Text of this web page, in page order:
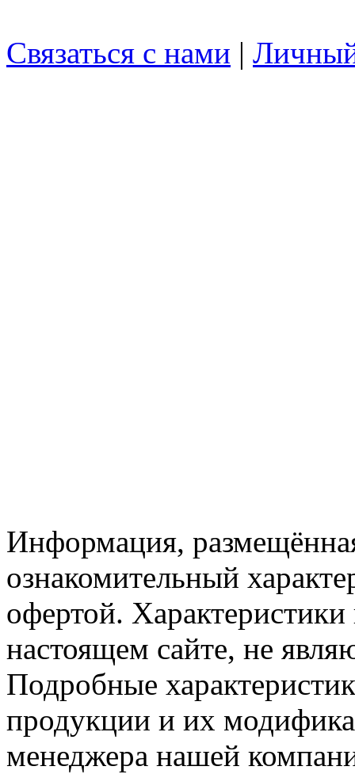
Связаться с нами |
Информация,
ознакомительный
офертой.
настоящем сайте, не
Подробные
продукции и их
менеджера нашей